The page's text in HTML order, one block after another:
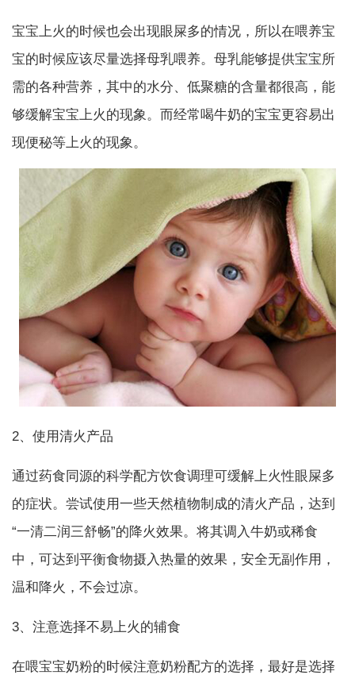
宝宝上火的时候也会出现眼屎多的情况，所以在喂养宝
宝的时候应该尽量选择母乳喂养。母乳能够提供宝宝所
需的各种营养，其中的水分、低聚糖的含量都很高，能
够缓解宝宝上火的现象。而经常喝牛奶的宝宝更容易出
现便秘等上火的现象。
2、使用清火产品
通过药食同源的科学配方饮食调理可缓解上火性眼屎多
的症状。尝试使用一些天然植物制成的清火产品，达到
“一清二润三舒畅”的降火效果。将其调入牛奶或稀食
中，可达到平衡食物摄入热量的效果，安全无副作用，
温和降火，不会过凉。
3、注意选择不易上火的辅食
在喂宝宝奶粉的时候注意奶粉配方的选择，最好是选择